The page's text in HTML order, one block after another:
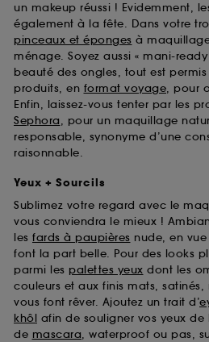
un makeup réussi ! Evidemment,
également à la fête. Dans votre
pinceaux et éponges à
ménage. Soyez aussi « mani-
beauté des ongles, tout est
produits, en format voyage, pour
Enfin, laissez-vous tenter par les
Sephora, pour un maquillage
responsable, synonyme d’une
raisonnable.
Yeux + Sourcils
Sublimez votre regard avec le
vous conviendra le mieux !
les fards à paupières nude, en
font la part belle. Pour des looks
parmi les palettes yeux dont les
couleurs et aux finis mats, satinés,
vous font rêver. Ajoutez un trait d’
khôl afin de souligner vos yeux
de mascara, waterproof ou pas,